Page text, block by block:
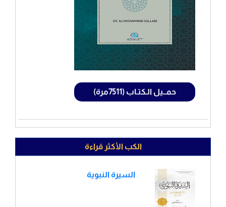
حمــيل الـكتـاب (7511مرة)
الكب الأكثر قراءة
السيرة النبوية